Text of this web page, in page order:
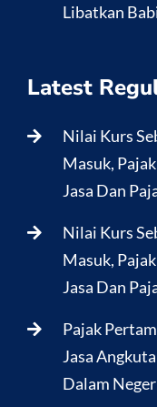
Libatkan
Latest
Nilai Kurs
Masuk,
Jasa Dan
Nilai Kurs
Masuk,
Jasa Dan
Pajak
Jasa
Dalam